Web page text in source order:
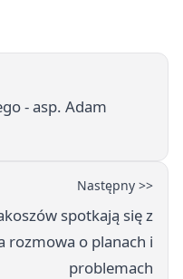
- asp. Adam
Następny >>
spotkają się z
rozmowa o planach i
problemach